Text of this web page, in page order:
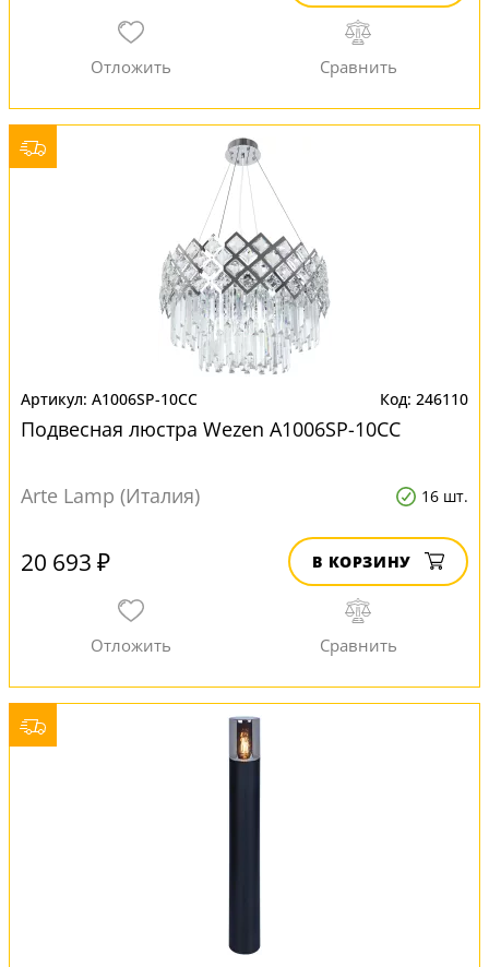
A1006SP-10CC 246110
Подвесная люстра Wezen A1006SP-10CC
Arte Lamp (Италия) 16 шт.
20 693 ₽ В КОРЗИНУ